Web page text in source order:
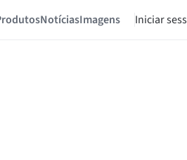
NotíciasImagens Iniciar